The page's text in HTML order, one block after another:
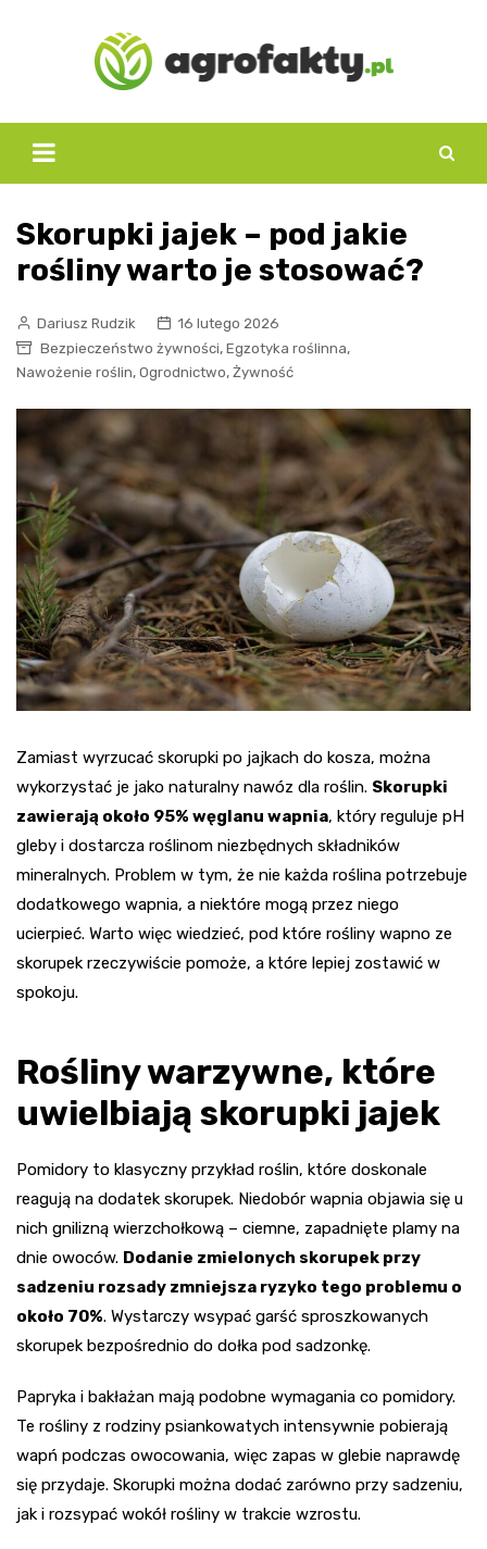
Skorupki jajek – pod jakie
rośliny warto je stosować?
Dariusz Rudzik
16 lutego 2026
Bezpieczeństwo żywności, Egzotyka roślinna,
Nawożenie roślin, Ogrodnictwo, Żywność
Zamiast wyrzucać skorupki po jajkach do kosza, można
wykorzystać je jako naturalny nawóz dla roślin. Skorupki
zawierają około 95% węglanu wapnia, który reguluje pH
gleby i dostarcza roślinom niezbędnych składników
mineralnych. Problem w tym, że nie każda roślina potrzebuje
dodatkowego wapnia, a niektóre mogą przez niego
ucierpieć. Warto więc wiedzieć, pod które rośliny wapno ze
skorupek rzeczywiście pomoże, a które lepiej zostawić w
spokoju.
Rośliny warzywne, które
uwielbiają skorupki jajek
Pomidory to klasyczny przykład roślin, które doskonale
reagują na dodatek skorupek. Niedobór wapnia objawia się u
nich gnilizną wierzchołkową – ciemne, zapadnięte plamy na
dnie owoców. Dodanie zmielonych skorupek przy
sadzeniu rozsady zmniejsza ryzyko tego problemu o
około 70%. Wystarczy wsypać garść sproszkowanych
skorupek bezpośrednio do dołka pod sadzonkę.
Papryka i bakłażan mają podobne wymagania co pomidory.
Te rośliny z rodziny psiankowatych intensywnie pobierają
wapń podczas owocowania, więc zapas w glebie naprawdę
się przydaje. Skorupki można dodać zarówno przy sadzeniu,
jak i rozsypać wokół rośliny w trakcie wzrostu.